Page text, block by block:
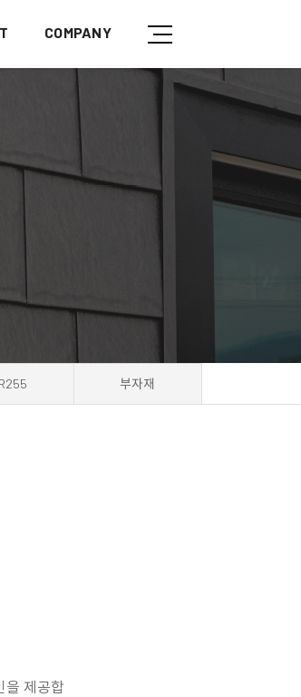
COMPANY
부자재
을 제공합